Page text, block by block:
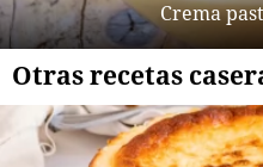
Crema
Otras recetas